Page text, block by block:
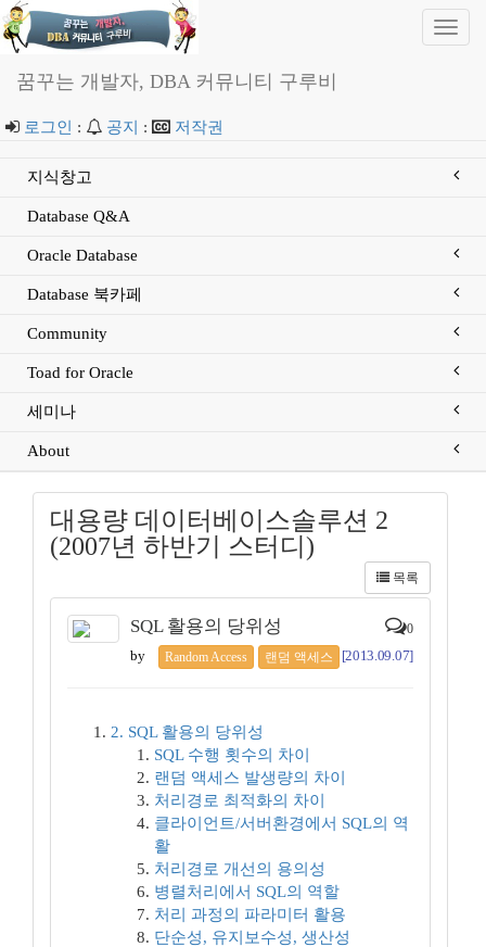
꿈꾸는 개발자, DBA 커뮤니티 구루비
로그인 : 공지 : 저작권
지식창고
Database Q&A
Oracle Database
Database 북카페
Community
Toad for Oracle
세미나
About
대용량 데이터베이스솔루션 2
(2007년 하반기 스터디)
목록
SQL 활용의 당위성 0
by Random Access 랜덤 액세스 [2013.09.07]
2. SQL 활용의 당위성
SQL 수행 횟수의 차이
랜덤 액세스 발생량의 차이
처리경로 최적화의 차이
클라이언트/서버환경에서 SQL의 역
활
처리경로 개선의 용의성
병렬처리에서 SQL의 역할
처리 과정의 파라미터 활용
단순성, 유지보수성, 생산성